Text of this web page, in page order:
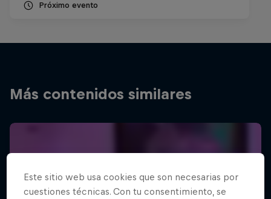
Próximo evento
Más contenidos similares
Este sitio web usa cookies que son necesarias por
cuestiones técnicas. Con tu consentimiento, se